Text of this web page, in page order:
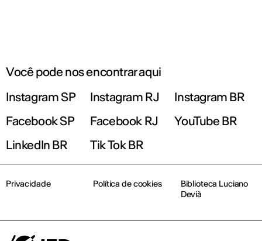
Você pode nos encontrar aqui
Instagram SP
Instagram RJ
Instagram BR
Facebook SP
Facebook RJ
YouTube BR
LinkedIn BR
Tik Tok BR
Privacidade Política de cookies
Biblioteca Luciano
Devià